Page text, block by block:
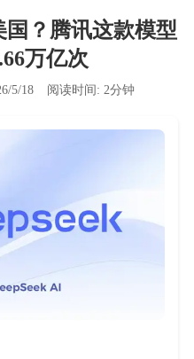
？腾讯这款模型
万亿次
5/18 阅读时间: 2分钟